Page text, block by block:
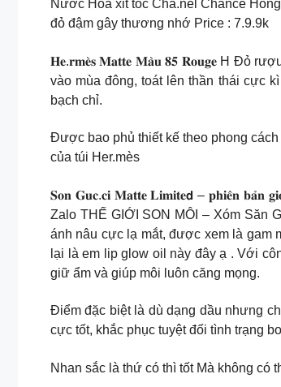
Nước Hoa xit toc Cha.nel Chance
đỏ đậm gây thương nhớ Price : 7.9.9k
𝐇𝐞.𝐫𝐦𝐞̀𝐬 𝐌𝐚𝐭𝐭𝐞 𝐌𝐚̀𝐮 𝟖𝟓 𝐑𝐨𝐮𝐠𝐞 H Đỏ
vào mùa đông, toát lên thần thái cực
bạch chỉ.
Được bao phủ thiết kế theo phong
của túi Her.mès
𝐒𝐨𝐧 𝐆𝐮𝐜.𝐜𝐢 𝐌𝐚𝐭𝐭𝐞 𝐋𝐢𝐦𝐢𝐭𝐞𝗱 – 𝐩𝐡𝐢𝐞̂𝐧
Zalo THẾ GIỚI SON MÔI – Xóm Săn
ánh nâu cực lạ mắt, được xem là gam
lại là em lip glow oil này đây ạ . Với
giữ ẩm và giúp môi luôn căng mọng.
Điểm đặc biệt là dù dạng dầu nhưng
cực tốt, khắc phục tuyệt đối tình trạng
Nhan sắc là thứ có thì tốt Mà không có